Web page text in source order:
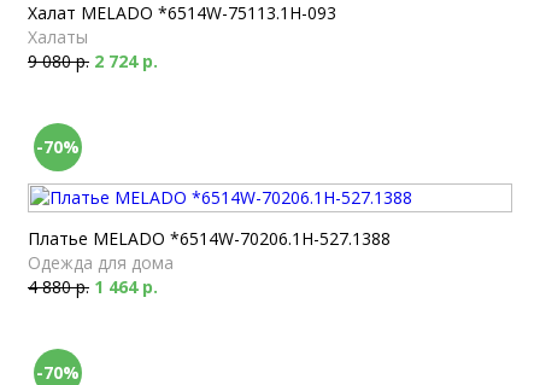
Халат MELADO *6514W-75113.1H-093
Халаты
9 080 р. 2 724 р.
-70%
Платье MELADO *6514W-70206.1H-527.1388
Одежда для дома
4 880 р. 1 464 р.
-70%